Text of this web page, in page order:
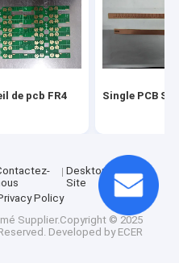
de pcb FR4 Single PCB
Desktop
Site
Policy
Supplier.Copyright © 2025
Developed by ECER